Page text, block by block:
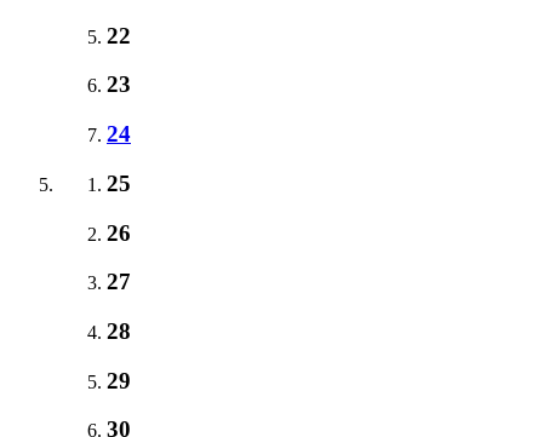
22
23
24
25
26
27
28
29
30